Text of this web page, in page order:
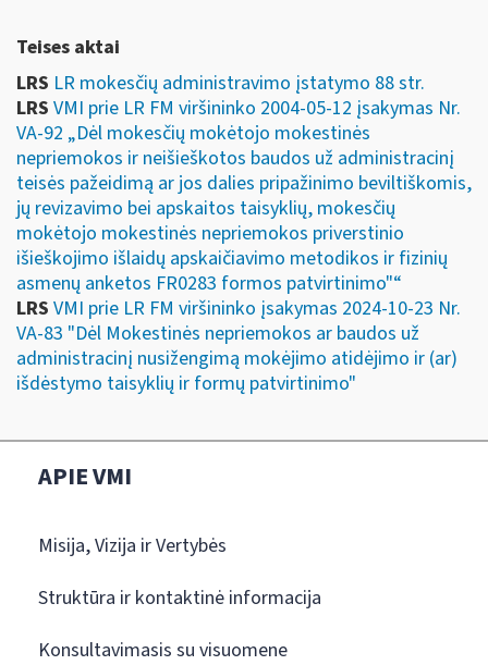
Teises aktai
LRS LR mokesčių administravimo įstatymo 88 str.
LRS VMI prie LR FM viršininko 2004-05-12 įsakymas Nr.
VA-92 „Dėl mokesčių mokėtojo mokestinės
nepriemokos ir neišieškotos baudos už administracinį
teisės pažeidimą ar jos dalies pripažinimo beviltiškomis,
jų revizavimo bei apskaitos taisyklių, mokesčių
mokėtojo mokestinės nepriemokos priverstinio
išieškojimo išlaidų apskaičiavimo metodikos ir fizinių
asmenų anketos FR0283 formos patvirtinimo"“
LRS VMI prie LR FM viršininko įsakymas 2024-10-23 Nr.
VA-83 "Dėl Mokestinės nepriemokos ar baudos už
administracinį nusižengimą mokėjimo atidėjimo ir (ar)
išdėstymo taisyklių ir formų patvirtinimo"
APIE VMI
Misija, Vizija ir Vertybės
Struktūra ir kontaktinė informacija
Konsultavimasis su visuomene